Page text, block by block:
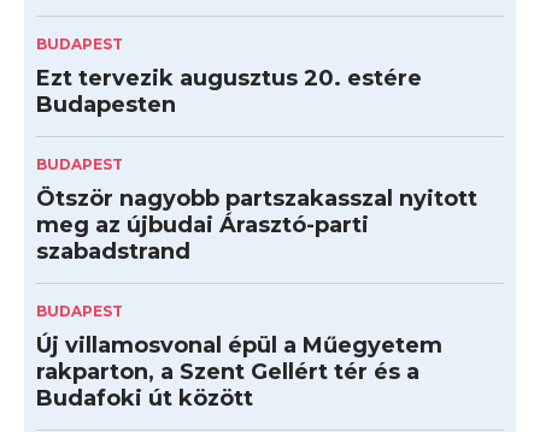
BUDAPEST
Ezt tervezik augusztus 20. estére
Budapesten
BUDAPEST
Ötször nagyobb partszakasszal nyitott
meg az újbudai Árasztó-parti
szabadstrand
BUDAPEST
Új villamosvonal épül a Műegyetem
rakparton, a Szent Gellért tér és a
Budafoki út között